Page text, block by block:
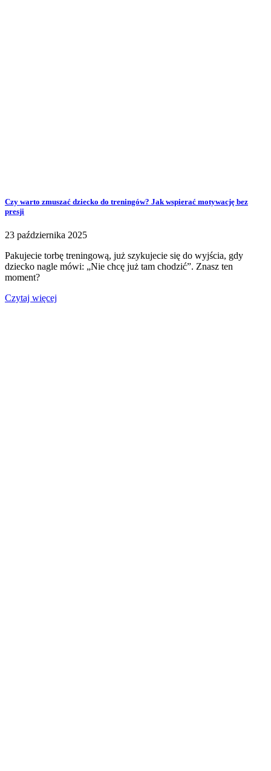
Czy warto zmuszać dziecko do treningów? Jak wspierać motywację bez
presji
23 października 2025
Pakujecie torbę treningową, już szykujecie się do wyjścia, gdy
dziecko nagle mówi: „Nie chcę już tam chodzić”. Znasz ten
moment?
Czytaj więcej